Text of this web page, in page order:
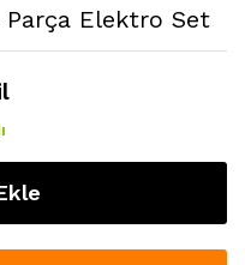
Parça Elektro Set